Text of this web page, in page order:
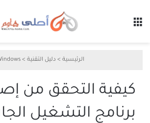
الرئيسية > دليل التقنية >
كيفية التحقق من
برنامج التشغيل